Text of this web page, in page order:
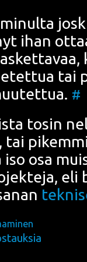
ihan
tai
#
tosin
tai
iso osa
eli